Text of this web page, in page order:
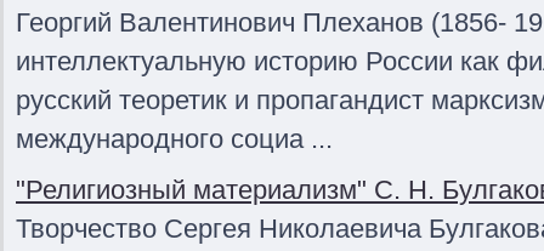
Георгий Валентинович Плеханов (1856-
интеллектуальную историю России как
русский теоретик и пропагандист
международного социа ...
"Религиозный материализм" С. Н.
Творчество Сергея Николаевича